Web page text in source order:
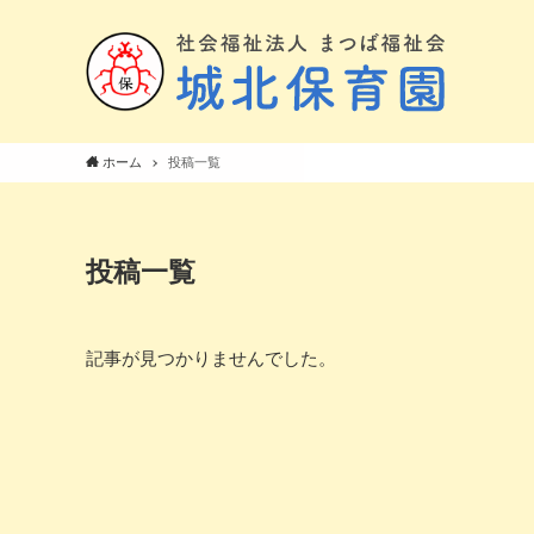
ホーム 投稿一覧
投稿一覧
記事が見つかりませんでした。